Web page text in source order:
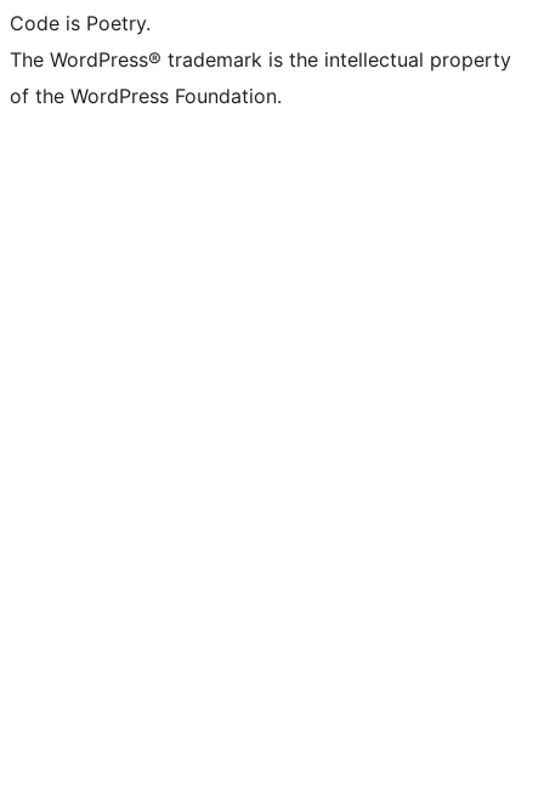
Code is Poetry.
The WordPress® trademark is the intellectual property
of the WordPress Foundation.